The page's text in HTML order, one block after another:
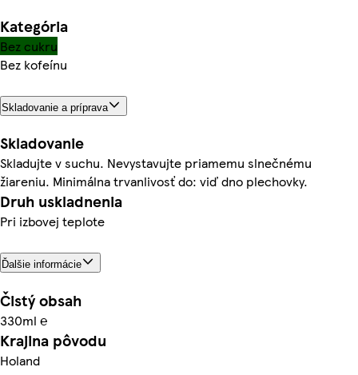
Kategória
Bez cukru
Bez kofeínu
Skladovanie a príprava
Skladovanie
Skladujte v suchu. Nevystavujte priamemu slnečnému
žiareniu. Minimálna trvanlivosť do: viď dno plechovky.
Druh uskladnenia
Pri izbovej teplote
Ďalšie informácie
Čistý obsah
330ml ℮
Krajina pôvodu
Holand